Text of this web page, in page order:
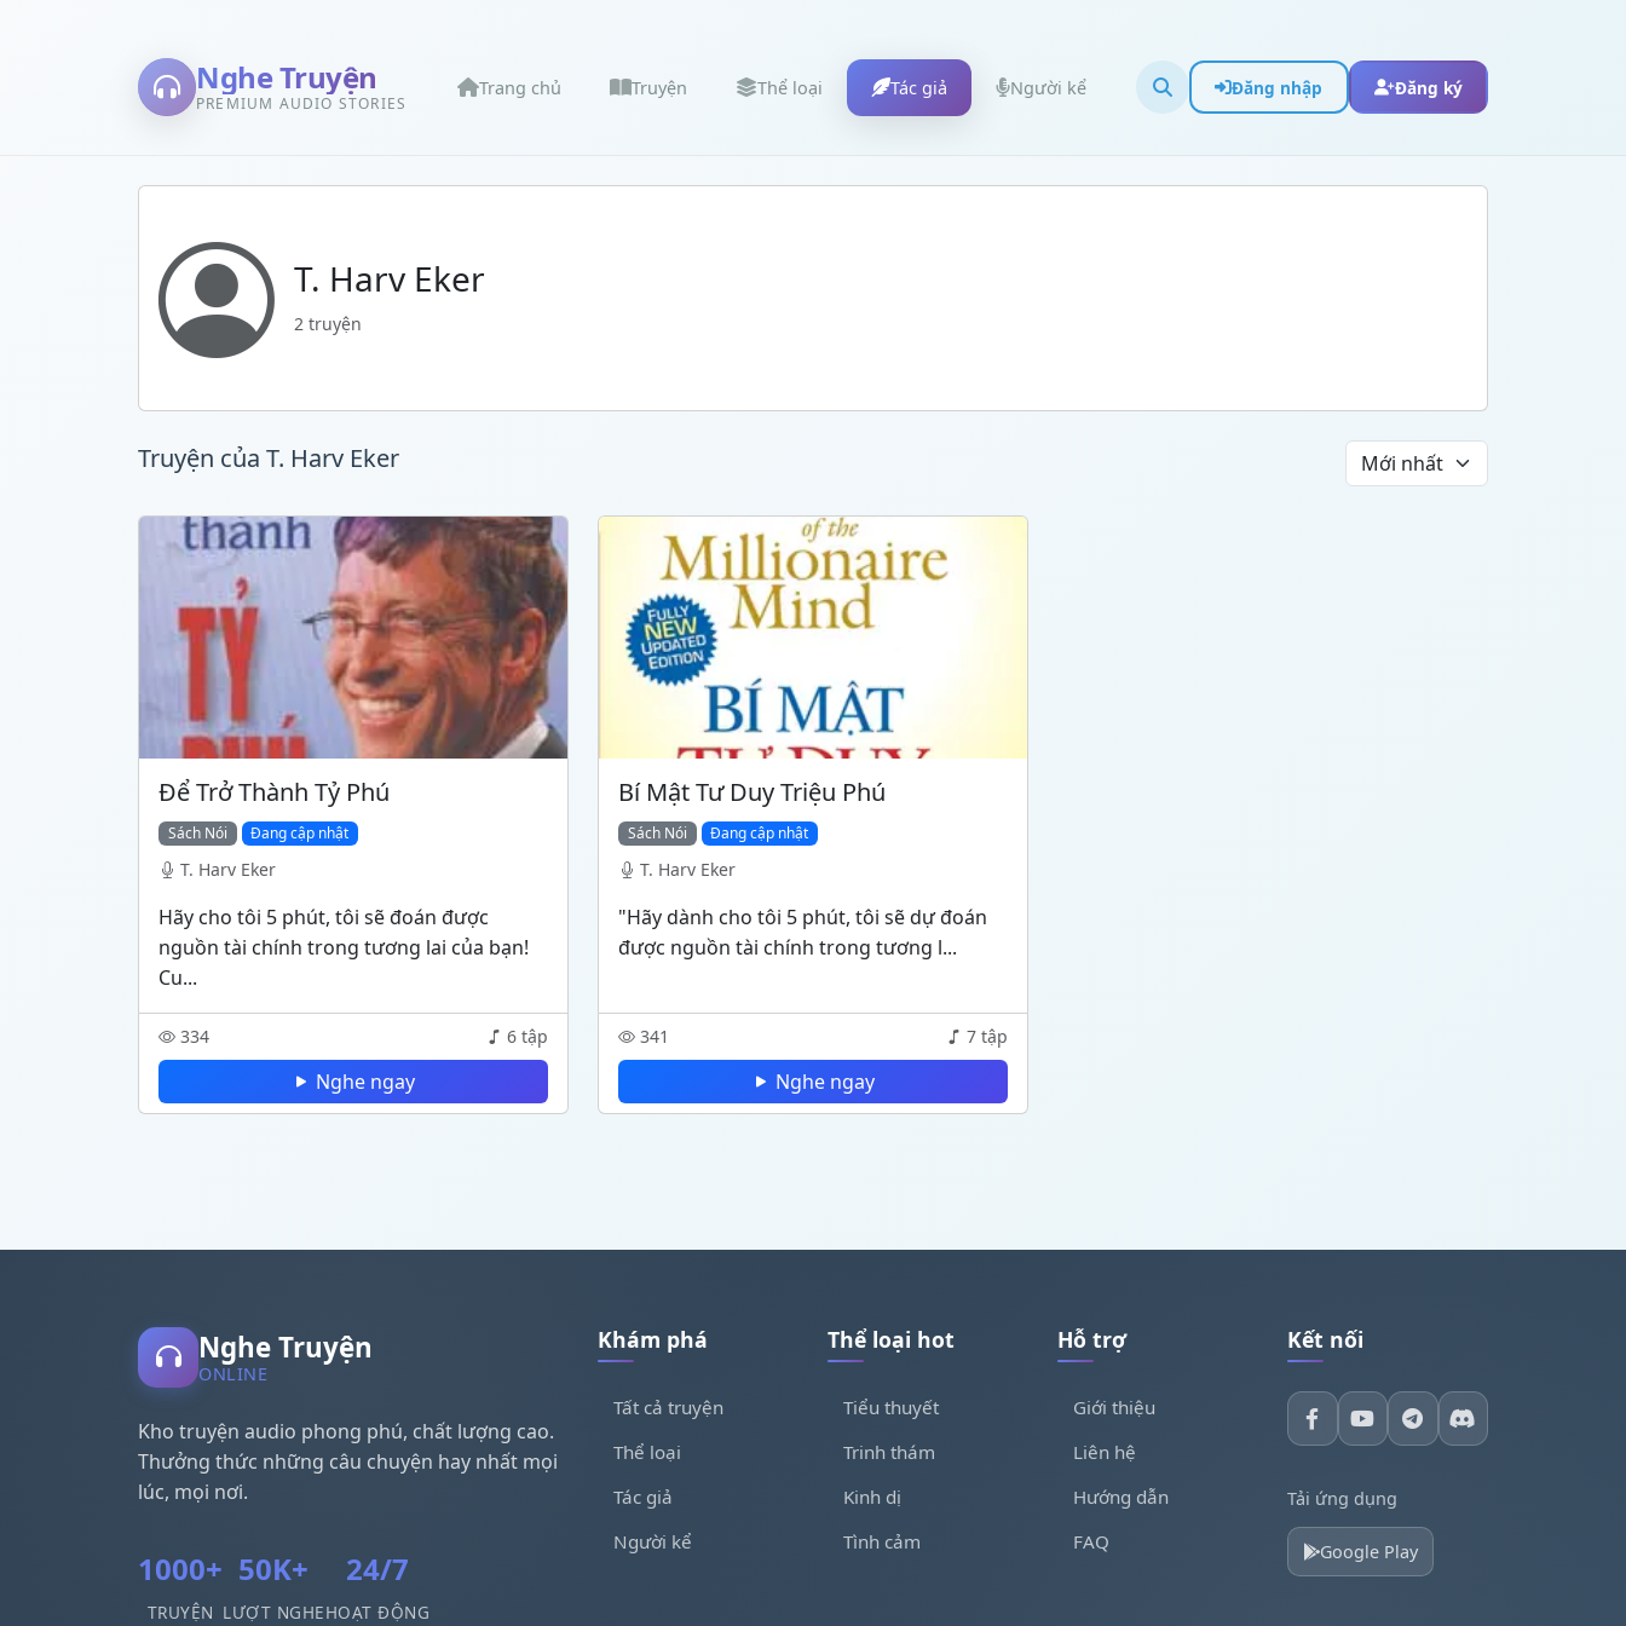
Nghe Truyện
PREMIUM AUDIO STORIES
Trang chủ Truyện Thể loại Tác giả Người kể Đăng nhập Đăng ký
T. Harv Eker
2 truyện
Truyện của T. Harv Eker
Để Trở Thành Tỷ Phú
Sách Nói Đang cập nhật
T. Harv Eker
Hãy cho tôi 5 phút, tôi sẽ đoán được
nguồn tài chính trong tương lai của bạn!
Cu...
334 6 tập
Nghe ngay
Bí Mật Tư Duy Triệu Phú
Sách Nói Đang cập nhật
T. Harv Eker
"Hãy dành cho tôi 5 phút, tôi sẽ dự đoán
được nguồn tài chính trong tương l...
341 7 tập
Nghe ngay
Nghe Truyện
ONLINE
Kho truyện audio phong phú, chất lượng cao.
Thưởng thức những câu chuyện hay nhất mọi
lúc, mọi nơi.
1000+
TRUYỆN
50K+
LƯỢT NGHE
24/7
HOẠT ĐỘNG
Khám phá
Tất cả truyện
Thể loại
Tác giả
Người kể
Thể loại hot
Tiểu thuyết
Trinh thám
Kinh dị
Tình cảm
Hỗ trợ
Giới thiệu
Liên hệ
Hướng dẫn
FAQ
Kết nối
Tải ứng dụng
Google Play